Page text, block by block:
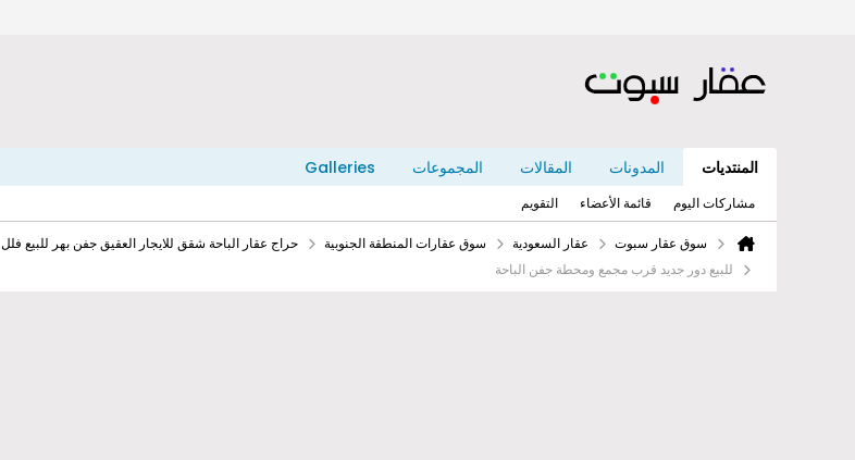
المنتديات المدونات المقالات المجموعات Galleries
مشاركات اليوم قائمة الأعضاء التقويم
سوق عقار سبوت عقار السعودية سوق عقارات المنطقة الجنوبية حراج عقار الباحة شقق للايجار العقيق جفن بهر للبيع فلل
للبيع دور جديد قرب مجمع ومحطة جفن الباحة